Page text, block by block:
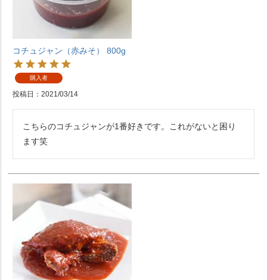
コチュジャン（赤みそ） 800g
購入者
投稿日 2021/03/14
こちらのコチュジャンが1番好きです。これがないと困り
ます笑